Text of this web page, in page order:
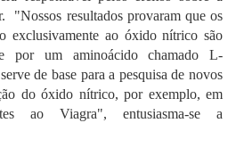
"Nossos resultados provaram que os
exclusivamente ao óxido nítrico são
por um aminoácido chamado L-
de base para a pesquisa de novos
do óxido nítrico, por exemplo, em
ao Viagra", entusiasma-se a